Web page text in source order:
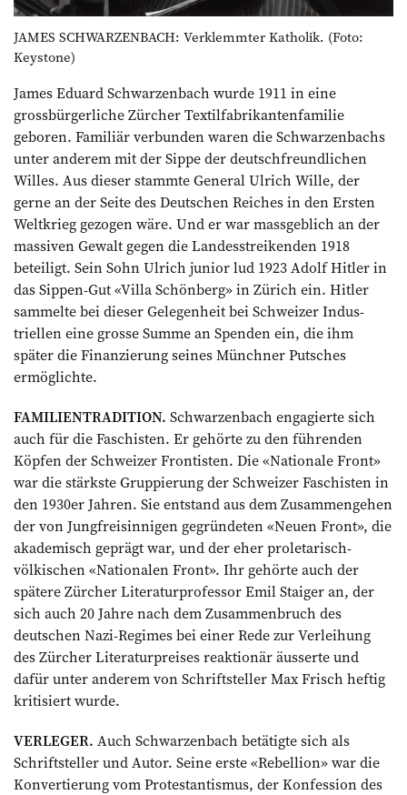
JAMES SCHWARZENBACH: Verklemmter Katholik. (Foto:
Keystone)
James Eduard Schwarzenbach wurde 1911 in eine
grossbürgerliche Zürcher Textilfabrikantenfamilie
geboren. Familiär verbunden waren die Schwarzenbachs
unter anderem mit der Sippe der deutschfreund­lichen
Willes. Aus dieser stammte General Ulrich Wille, der
gerne an der Seite des Deutschen Reiches in den Ersten
Weltkrieg gezogen wäre. Und er war massgeblich an der
massiven Gewalt gegen die Landesstreikenden 1918
beteiligt. Sein Sohn Ulrich junior lud 1923 Adolf Hitler in
das Sippen-Gut «Villa Schönberg» in Zürich ein. Hitler
sammelte bei dieser Gelegenheit bei Schweizer Indus­
triellen eine grosse Summe an Spenden ein, die ihm
später die Finanzierung seines Münchner Putsches
ermöglichte.
FAMILIENTRADITION. Schwarzenbach engagierte sich
auch für die Faschisten. Er gehörte zu den führenden
Köpfen der Schweizer Frontisten. Die «Na­tionale Front»
war die stärkste Gruppierung der Schweizer Faschisten in
den 1930er Jahren. Sie entstand aus dem Zusammen­gehen
der von Jungfrei­sinnigen gegründeten «Neuen Front», die
akademisch geprägt war, und der eher proletarisch-
völkischen «Nationalen Front». Ihr gehörte auch der
spätere ­Zürcher Literaturprofessor Emil Staiger an, der
sich auch 20 Jahre nach dem Zusammenbruch des
deutschen Nazi-Regimes bei einer Rede zur Verleihung
des Zürcher Literaturpreises reaktionär äusserte und
dafür unter an­derem von Schriftsteller Max Frisch heftig
kritisiert wurde.
VERLEGER. Auch Schwarzenbach betätigte sich als
Schriftsteller und Autor. Seine erste «Rebellion» war die
Konvertierung vom Protestantismus, der Konfession des